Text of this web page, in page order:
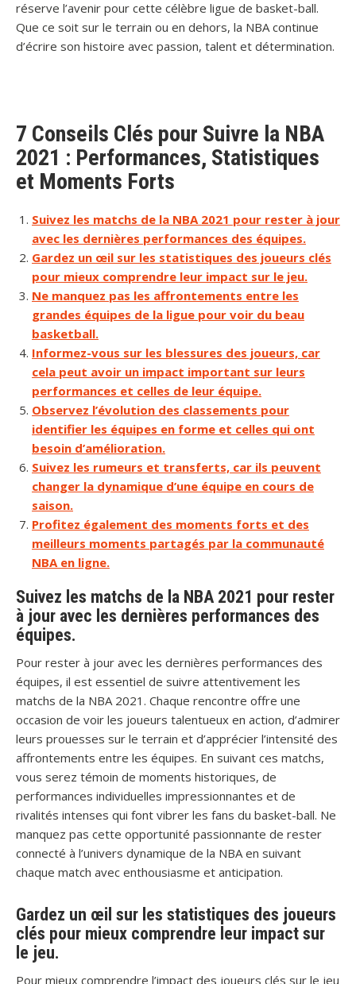
réserve l’avenir pour cette célèbre ligue de basket-ball.
Que ce soit sur le terrain ou en dehors, la NBA continue
d’écrire son histoire avec passion, talent et détermination.
7 Conseils Clés pour Suivre la NBA
2021 : Performances, Statistiques
et Moments Forts
Suivez les matchs de la NBA 2021 pour rester à jour
avec les dernières performances des équipes.
Gardez un œil sur les statistiques des joueurs clés
pour mieux comprendre leur impact sur le jeu.
Ne manquez pas les affrontements entre les
grandes équipes de la ligue pour voir du beau
basketball.
Informez-vous sur les blessures des joueurs, car
cela peut avoir un impact important sur leurs
performances et celles de leur équipe.
Observez l’évolution des classements pour
identifier les équipes en forme et celles qui ont
besoin d’amélioration.
Suivez les rumeurs et transferts, car ils peuvent
changer la dynamique d’une équipe en cours de
saison.
Profitez également des moments forts et des
meilleurs moments partagés par la communauté
NBA en ligne.
Suivez les matchs de la NBA 2021 pour rester
à jour avec les dernières performances des
équipes.
Pour rester à jour avec les dernières performances des
équipes, il est essentiel de suivre attentivement les
matchs de la NBA 2021. Chaque rencontre offre une
occasion de voir les joueurs talentueux en action, d’admirer
leurs prouesses sur le terrain et d’apprécier l’intensité des
affrontements entre les équipes. En suivant ces matchs,
vous serez témoin de moments historiques, de
performances individuelles impressionnantes et de
rivalités intenses qui font vibrer les fans du basket-ball. Ne
manquez pas cette opportunité passionnante de rester
connecté à l’univers dynamique de la NBA en suivant
chaque match avec enthousiasme et anticipation.
Gardez un œil sur les statistiques des joueurs
clés pour mieux comprendre leur impact sur
le jeu.
Pour mieux comprendre l’impact des joueurs clés sur le jeu